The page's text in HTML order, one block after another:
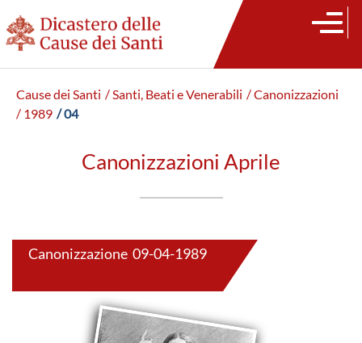
Cause dei Santi / Santi, Beati e Venerabili / Canonizzazioni
/ 1989 / 04
Canonizzazioni Aprile
Canonizzazione 09-04-1989